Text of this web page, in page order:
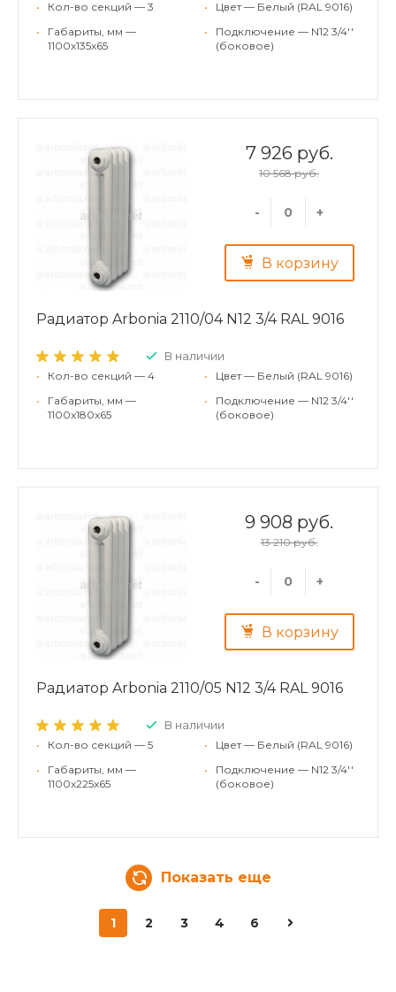
•
Кол-во секций — 3
•
Габариты, мм —
1100x135x65
•
Цвет — Белый (RAL 9016)
•
Подключение — N12 3/4''
(боковое)
7 926 руб.
10 568 руб.
- +
В корзину
Радиатор Arbonia 2110/04 N12 3/4 RAL 9016
В наличии
•
Кол-во секций — 4
•
Габариты, мм —
1100x180x65
•
Цвет — Белый (RAL 9016)
•
Подключение — N12 3/4''
(боковое)
9 908 руб.
13 210 руб.
- +
В корзину
Радиатор Arbonia 2110/05 N12 3/4 RAL 9016
В наличии
•
Кол-во секций — 5
•
Габариты, мм —
1100x225x65
•
Цвет — Белый (RAL 9016)
•
Подключение — N12 3/4''
(боковое)
Показать еще
1 2 3 4 6